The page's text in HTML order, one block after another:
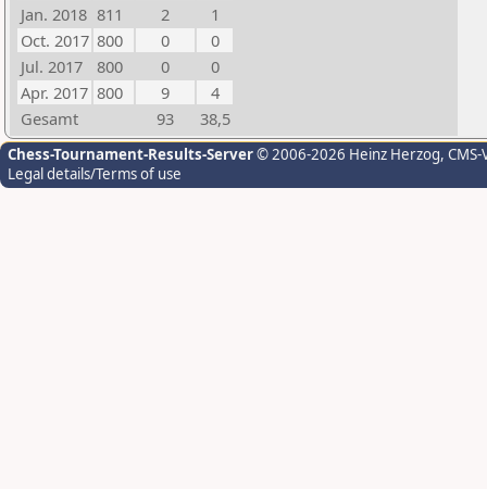
Jan. 2018 811 2
1
Oct. 2017 800 0
0
Jul. 2017
800 0
0
Apr. 2017 800 9
4
Gesamt
93 38,5
Chess-Tournament-Results-Server© 2006-2026 Heinz Herzog,
Legal details/Terms of use